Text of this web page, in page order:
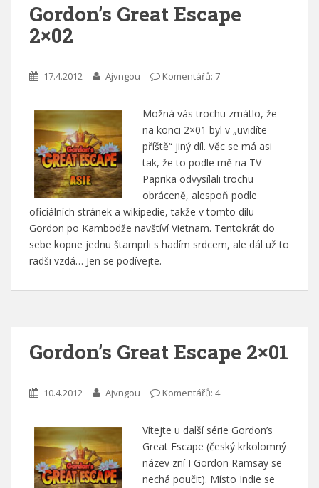
Gordon’s Great Escape
2×02
17.4.2012 Ajvngou Komentářů: 7
Možná vás trochu zmátlo, že
na konci 2×01 byl v „uvidíte
příště“ jiný díl. Věc se má asi
tak, že to podle mě na TV
Paprika odvysílali trochu
obráceně, alespoň podle
oficiálních stránek a wikipedie, takže v tomto dílu
Gordon po Kambodže navštíví Vietnam. Tentokrát do
sebe kopne jednu štamprli s hadím srdcem, ale dál už to
radši vzdá… Jen se podívejte.
Gordon’s Great Escape 2×01
10.4.2012 Ajvngou Komentářů: 4
Vítejte u další série Gordon’s
Great Escape (český krkolomný
název zní I Gordon Ramsay se
nechá poučit). Místo Indie se